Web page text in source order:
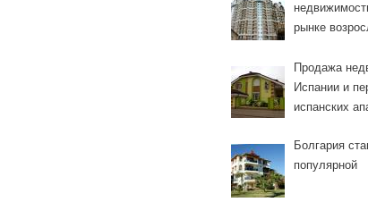
рынке
Продажа
Испании и
испанских
Болгария
популярной